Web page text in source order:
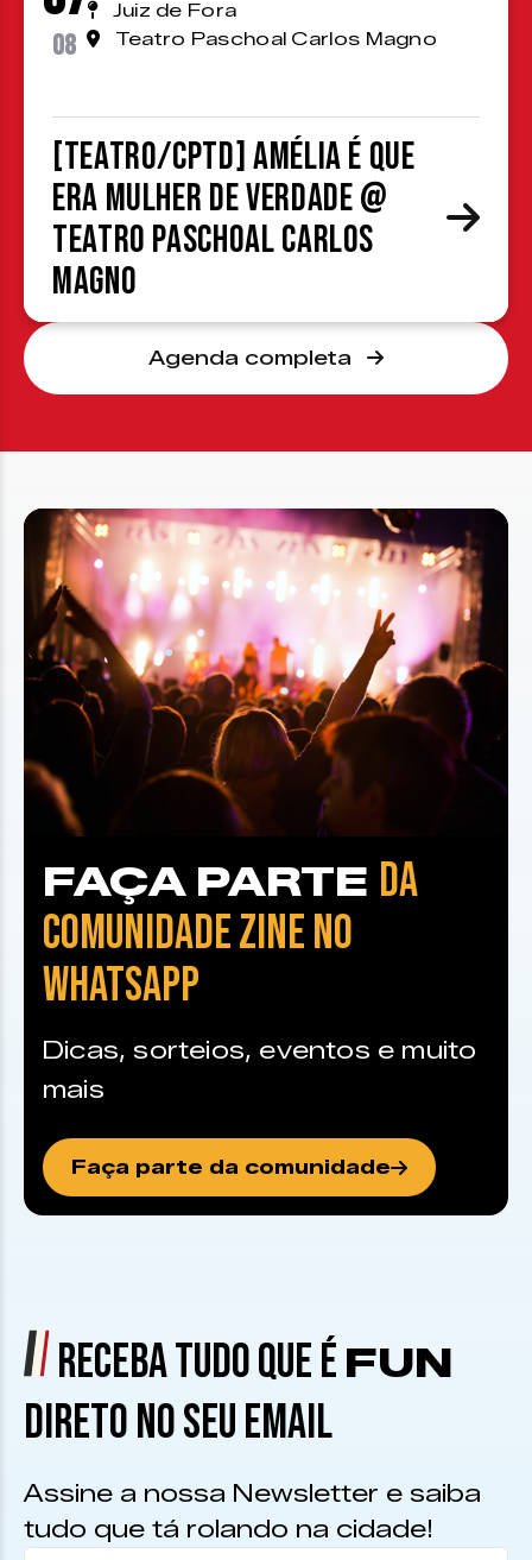
08
Juiz de Fora
Teatro Paschoal Carlos Magno
[TEATRO/CPTD] Amélia é que
era mulher de verdade @
Teatro Paschoal Carlos
Magno
Agenda completa
FAÇA PARTE DA
COMUNIDADE ZINE NO
WHATSAPP
Dicas, sorteios, eventos e muito
mais
Faça parte da comunidade
RECEBA TUDO QUE É FUN
DIRETO NO SEU EMAIL
Assine a nossa Newsletter e saiba
tudo que tá rolando na cidade!